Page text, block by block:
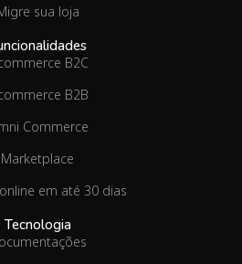
sua loja
B2C
B2B
Commerce
Marketplace
em até 30 dias
Tecnologia